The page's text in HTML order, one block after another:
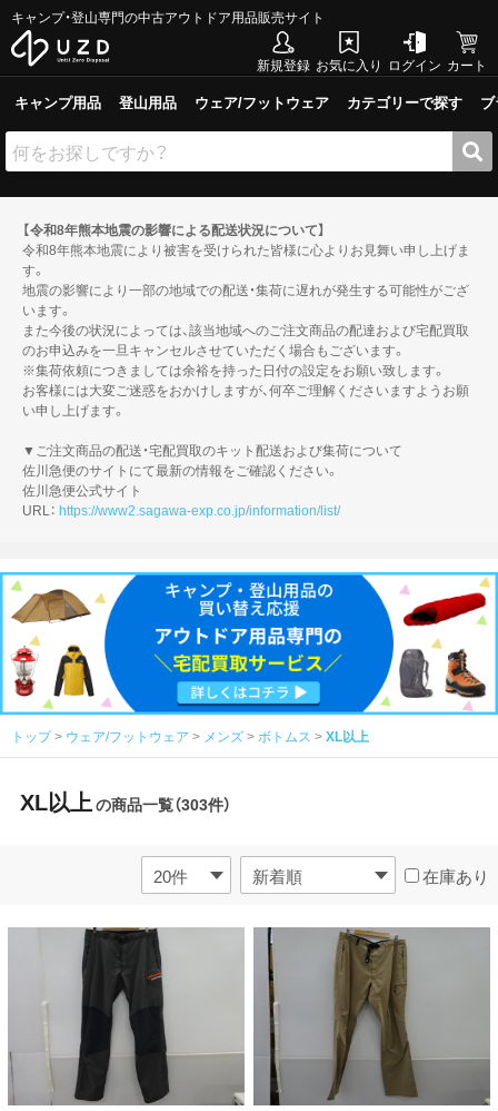
キャンプ・登山専門の中古アウトドア用品販売サイト
新規登録 お気に入り ログイン カート
キャンプ用品 登山用品 ウェア/フットウェア カテゴリーで探す
【令和8年熊本地震の影響による配送状況について】
令和8年熊本地震により被害を受けられた皆様に心よりお見舞い申し上げま
す。
地震の影響により一部の地域での配送・集荷に遅れが発生する可能性がござ
います。
また今後の状況によっては、該当地域へのご注文商品の配達および宅配買取
のお申込みを一旦キャンセルさせていただく場合もございます。
※集荷依頼につきましては余裕を持った日付の設定をお願い致します。
お客様には大変ご迷惑をおかけしますが、何卒ご理解くださいますようお願
い申し上げます。
▼ご注文商品の配送・宅配買取のキット配送および集荷について
佐川急便のサイトにて最新の情報をご確認ください。
佐川急便公式サイト
URL： https://www2.sagawa-exp.co.jp/information/list/
トップ ウェア/フットウェア メンズ ボトムス XL以上
XL以上の商品一覧（303件）
在庫あり